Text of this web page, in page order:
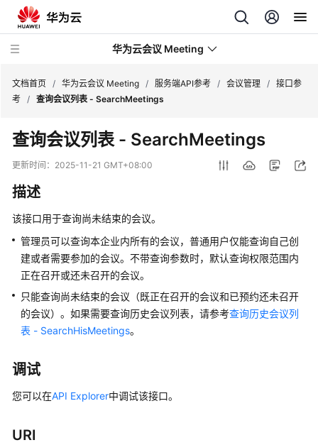
华为云会议 Meeting
最
新
动
务
公
告
品
介
绍
计
说
文档首页 / 华为云会议 Meeting / 服务端API参考 / 会议管理 / 接口参
考 / 查询会议列表 - SearchMeetings
查询会议列表 - SearchMeetings
更新时间： 2025-11-21 GMT+08:00
描述
该接口用于查询尚未结束的会议。
管理员可以查询本企业内所有的会议，普通用户仅能查询自己创
建或者需要参加的会议。不带查询参数时，默认查询权限范围内
正在召开或还未召开的会议。
只能查询尚未结束的会议（既正在召开的会议和已预约还未召开
的会议）。如果需要查询历史会议列表，请参考查询历史会议列
表 - SearchHisMeetings。
调试
您可以在API Explorer中调试该接口。
URI